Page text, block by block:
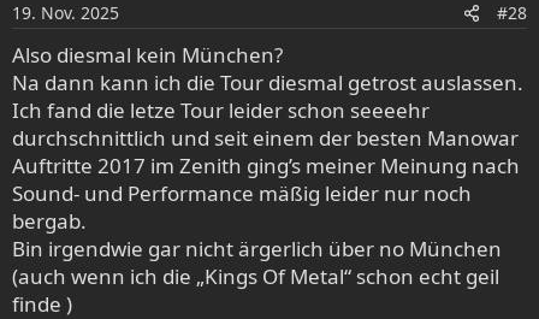
n
e
n
:
19. Nov. 2025 #28
Also diesmal kein München?
Na dann kann ich die Tour diesmal getrost auslassen.
Ich fand die letze Tour leider schon seeeehr
durchschnittlich und seit einem der besten Manowar
Auftritte 2017 im Zenith ging’s meiner Meinung nach
Sound- und Performance mäßig leider nur noch
bergab.
Bin irgendwie gar nicht ärgerlich über no München
(auch wenn ich die „Kings Of Metal“ schon echt geil
finde )